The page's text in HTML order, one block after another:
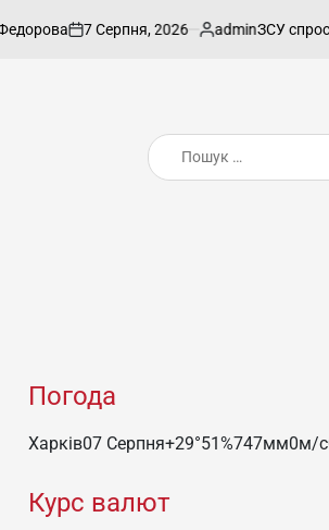
on
7 Серпня, 2026
Опубліковано
adminЗСУ
Пошук:
Погода
Харків07 Серпня+29°51%747мм0м/c
Курс валют